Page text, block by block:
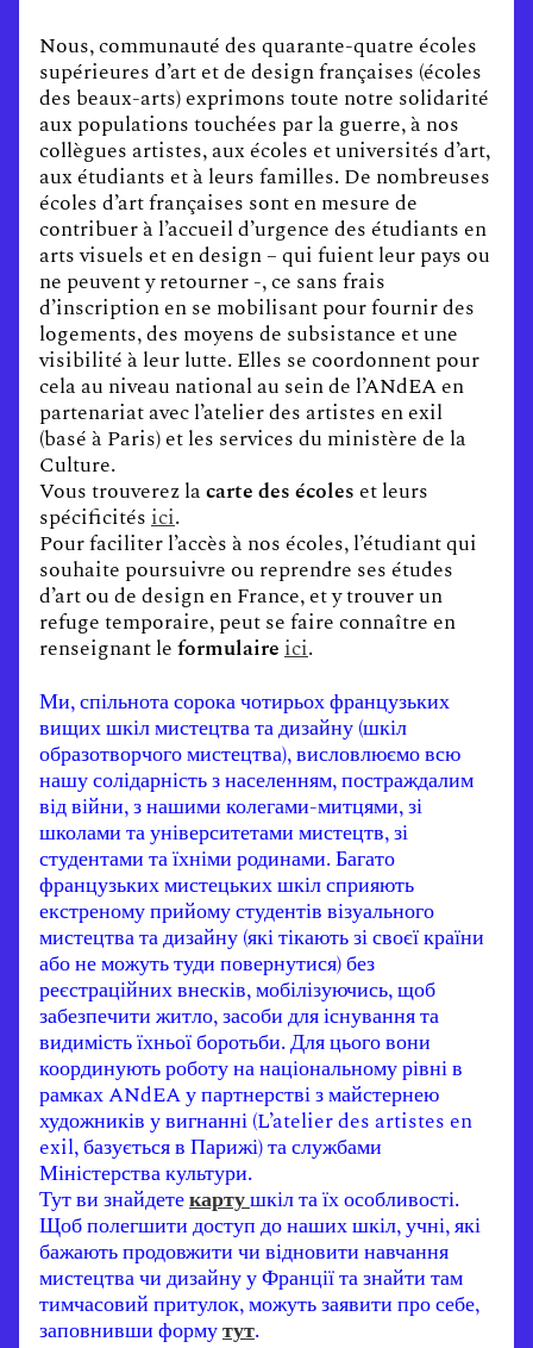
Nous, communauté des quarante-quatre écoles
supérieures d’art et de design françaises (écoles
des beaux-arts) exprimons toute notre solidarité
aux populations touchées par la guerre, à nos
collègues artistes, aux écoles et universités d’art,
aux étudiants et à leurs familles. De nombreuses
écoles d’art françaises sont en mesure de
contribuer à l’accueil d’urgence des étudiants en
arts visuels et en design – qui fuient leur pays ou
ne peuvent y retourner -, ce sans frais
d’inscription en se mobilisant pour fournir des
logements, des moyens de subsistance et une
visibilité à leur lutte. Elles se coordonnent pour
cela au niveau national au sein de l’ANdEA en
partenariat avec l’atelier des artistes en exil
(basé à Paris) et les services du ministère de la
Culture.
Vous trouverez lacarte des écoles et leurs
spécificitésici.
Pour faciliter l’accès à nos écoles, l’étudiant qui
souhaite poursuivre ou reprendre ses études
d’art ou de design en France, et y trouver un
refuge temporaire, peut se faire connaître en
renseignant leformulaireici.
Ми, спільнота сорока чотирьох французьких
вищих шкіл мистецтва та дизайну (шкіл
образотворчого мистецтва), висловлюємо всю
нашу солідарність з населенням, постраждалим
від війни, з нашими колегами-митцями, зі
школами та університетами мистецтв, зі
студентами та їхніми родинами. Багато
французьких мистецьких шкіл сприяють
екстреному прийому студентів візуального
мистецтва та дизайну (які тікають зі своєї країни
або не можуть туди повернутися) без
реєстраційних внесків, мобілізуючись, щоб
забезпечити житло, засоби для існування та
видимість їхньої боротьби. Для цього вони
координують роботу на національному рівні в
рамках ANdEA у партнерстві з майстернею
художників у вигнанні (L’atelier des artistes en
exil, базується в Парижі) та службами
Міністерства культури.
Тут ви знайдетекартушкіл та їх особливості.
Щоб полегшити доступ до наших шкіл, учні, які
бажають продовжити чи відновити навчання
мистецтва чи дизайну у Франції та знайти там
тимчасовий притулок, можуть заявити про себе,
заповнивши формутут.